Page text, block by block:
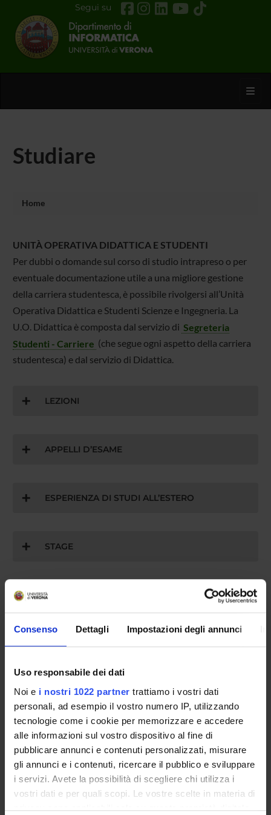
Consenso Dettagli Impostazioni degli annunci
Uso responsabile dei dati
Noi e i nostri 1022 partner trattiamo i vostri dati
personali, ad esempio il vostro numero IP, utilizzando
tecnologie come i cookie per memorizzare e accedere
alle informazioni sul vostro dispositivo al fine di
pubblicare annunci e contenuti personalizzati, misurare
gli annunci e i contenuti, ricercare il pubblico e sviluppare
i servizi. Avete la possibilità di scegliere chi utilizza i
vostri dati e per quali scopi. Le vostre scelte in materia di
privacy sono applicabili solo su questa proprietà digitale
Segui su
Studiare
Home
UNITÀ OPERATIVA DIDATTICA E STUDENTI
Per dubbi o domande sul corso di studio intrapreso o per
eventuale documentazione utile a una migliore gestione
della carriera studentesca, è possibile rivolgersi all’Unità
Operativa Didattica e Studenti Scienze e Ingegneria. La
U.O. Didattica è composta dal servizio di Segreteria
Studenti - Carriere (che segue ogni aspetto della carriera
studentesca) e dal servizio di Didattica.
LEZIONI
APPELLI D’ESAME
ESPERIENZA DI STUDI ALL’ESTERO
STAGE
ATTIVITÀ FORMATIVE A SCELTA
FONDO SOSTEGNO GIOVANI
DIRITTO ALLO STUDIO
ORGANIZZAZIONE DEL PERCORSO DI STUDI
MY UNIVR